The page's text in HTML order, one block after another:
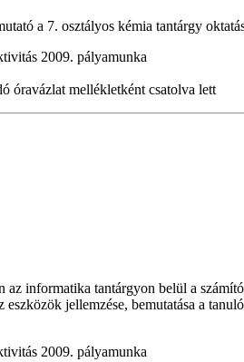
a 7. osztályos kémia tantárgy
2009. pályamunka
óravázlat mellékletként csatolva lett
az informatika tantárgyon belül a
eszközök jellemzése, bemutatása a
2009. pályamunka